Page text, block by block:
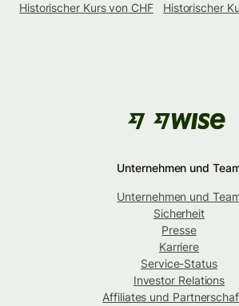
Historischer Kurs von CHF
Historischer
Unternehmen und
Unternehmen und
Sicherheit
Presse
Karriere
Service-Status
Investor Relations
Affiliates und